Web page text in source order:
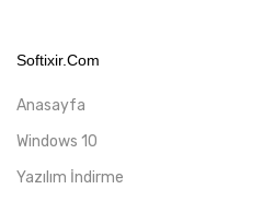
Softixir.com
Anasayfa
Windows 10
Yazılım İndirme